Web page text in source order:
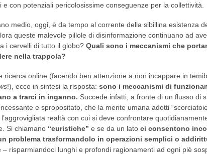
e con potenziali pericolosissime conseguenze per la collettività.
medio, oggi, è da tempo al corrente della sibillina esistenza
queste malevole pillole di disinformazione continuano ad
i cervelli di tutto il globo? Quali sono i meccanismi che
nella trappola?
ricerca online (facendo ben attenzione a non incappare in
!), ecco in sintesi la risposta: sono i meccanismi di
a trarci in inganno. Succede infatti, a fronte di un flusso di
e spropositato, che la mente umana adotti
realtà con cui si deve confrontare
Si chiamano “euristiche” e se da un lato ci consentono
problema trasformandolo in operazioni semplici o
– risparmiandoci lunghi e profondi ragionamenti ad ogni piè